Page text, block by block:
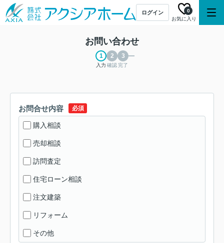
ログイン
お気に入り
0
お問い合わせ
入力 確認完了
お問合せ内容 必須
購入相談
売却相談
訪問査定
住宅ローン相談
注文建築
リフォーム
その他